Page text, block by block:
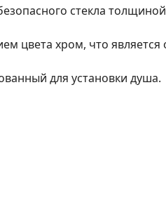
стекла
цвета хром, что
для установки душа.